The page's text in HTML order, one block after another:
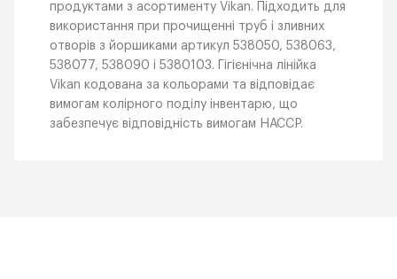
продуктами з асортименту Vikan. Підходить для
використання при прочищенні труб і зливних
отворів з йоршиками артикул 538050, 538063,
538077, 538090 і 5380103. Гігієнічна лінійка
Vikan кодована за кольорами та відповідає
вимогам колірного поділу інвентарю, що
забезпечує відповідність вимогам НАССР.